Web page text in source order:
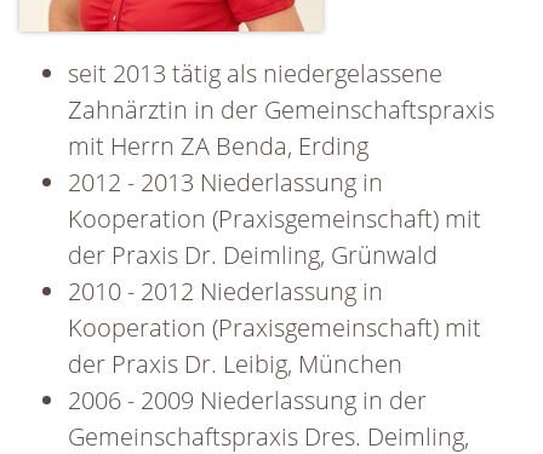
seit 2013 tätig als niedergelassene
Zahnärztin in der Gemeinschaftspraxis
mit Herrn ZA Benda, Erding
2012 - 2013 Niederlassung in
Kooperation (Praxisgemeinschaft) mit
der Praxis Dr. Deimling, Grünwald
2010 - 2012 Niederlassung in
Kooperation (Praxisgemeinschaft) mit
der Praxis Dr. Leibig, München
2006 - 2009 Niederlassung in der
Gemeinschaftspraxis Dres. Deimling,